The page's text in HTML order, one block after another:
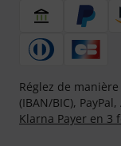
Réglez de
(IBAN/BIC),
Klarna Payer en 3